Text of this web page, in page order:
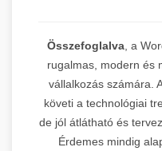
Összefoglalva , a
rugalmas, modern és
vállalkozás számára.
követi a technológiai
de jól átlátható és
Érdemes mindig